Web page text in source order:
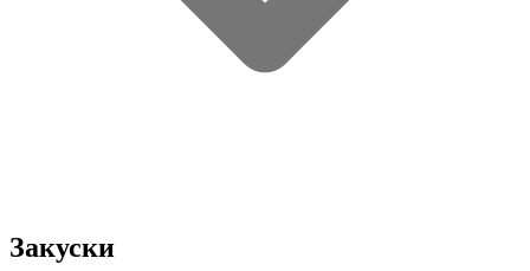
Закуски